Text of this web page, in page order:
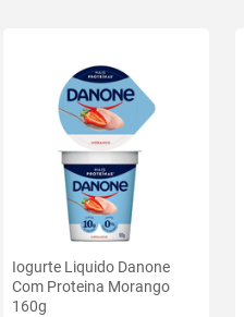
Iogurte Liquido Danone
Com Proteina Morango
160g